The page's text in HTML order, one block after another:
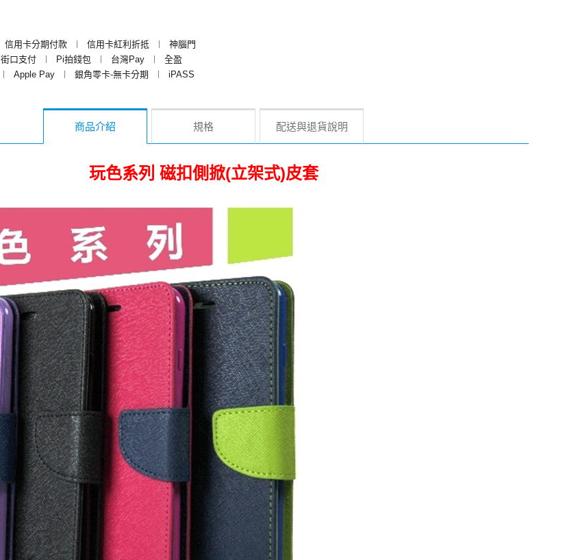
信用卡分期付款 ︱ 信用卡紅利折抵 ︱
神腦門
街口支付 ︱ Pi拍錢包 ︱ 台灣Pay ︱
全盈
︱ Apple Pay ︱ 銀角零卡-無卡分期 ︱
iPASS
商品介紹 規格 配送與退貨說明
玩色系列 磁扣側掀(立架式)皮套